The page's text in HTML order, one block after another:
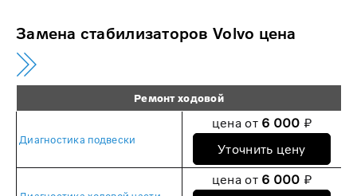
Замена стабилизаторов Volvo цена
Ремонт ходовой
Диагностика подвески
цена от 6 000 ₽
Уточнить цену
цена от 6 000 ₽